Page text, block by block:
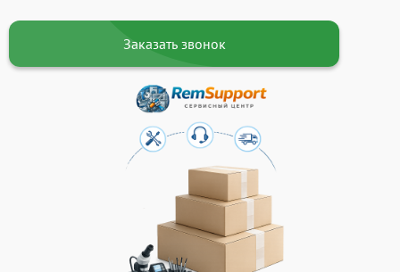
Заказать звонок